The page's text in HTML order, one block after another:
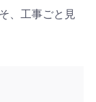
、工事ごと見